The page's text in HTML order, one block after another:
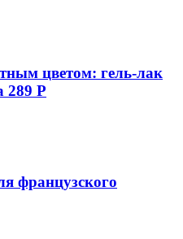
цветом: гель-лак
289 Р
французского